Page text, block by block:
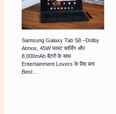
Samsung Galaxy Tab S8 –Dolby
Atmos, 45W फास्ट चार्जिंग और
8,000mAh बैटरी के साथ
Entertainment Lovers के लिए बना
Best…